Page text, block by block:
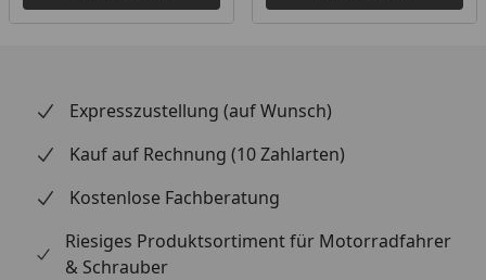
Expresszustellung (auf Wunsch)
Kauf auf Rechnung (10 Zahlarten)
Kostenlose Fachberatung
Riesiges Produktsortiment für Motorradfahrer
& Schrauber